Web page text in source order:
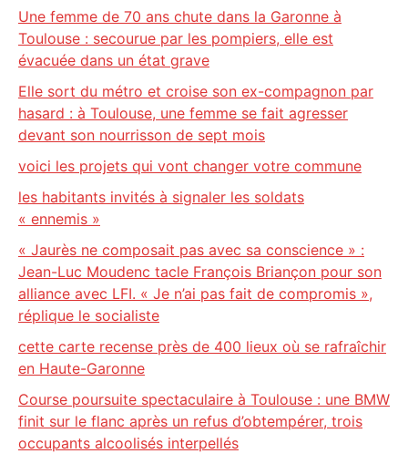
Une femme de 70 ans chute dans la Garonne à
Toulouse : secourue par les pompiers, elle est
évacuée dans un état grave
Elle sort du métro et croise son ex-compagnon par
hasard : à Toulouse, une femme se fait agresser
devant son nourrisson de sept mois
voici les projets qui vont changer votre commune
les habitants invités à signaler les soldats
« ennemis »
« Jaurès ne composait pas avec sa conscience » :
Jean-Luc Moudenc tacle François Briançon pour son
alliance avec LFI. « Je n’ai pas fait de compromis »,
réplique le socialiste
cette carte recense près de 400 lieux où se rafraîchir
en Haute-Garonne
Course poursuite spectaculaire à Toulouse : une BMW
finit sur le flanc après un refus d’obtempérer, trois
occupants alcoolisés interpellés